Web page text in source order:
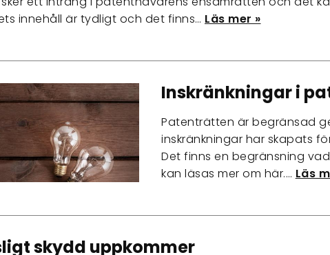
innehåll är tydligt och det finns… Läs mer »
Inskränkningar i
Patenträtten är begränsad
inskränkningar har skapats
Det finns en begränsning
kan läsas mer om här.… Läs
skydd uppkommer